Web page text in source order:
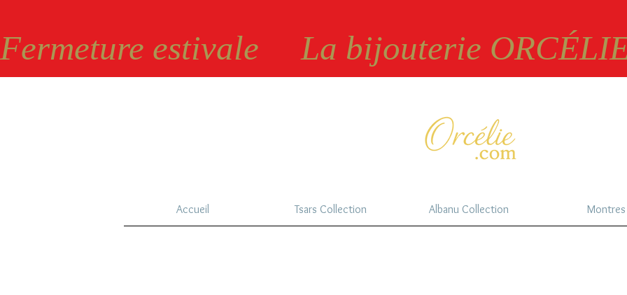
Fermeture estivale     La bijouterie
Accueil Tsars Collection Albanu Collection Montres